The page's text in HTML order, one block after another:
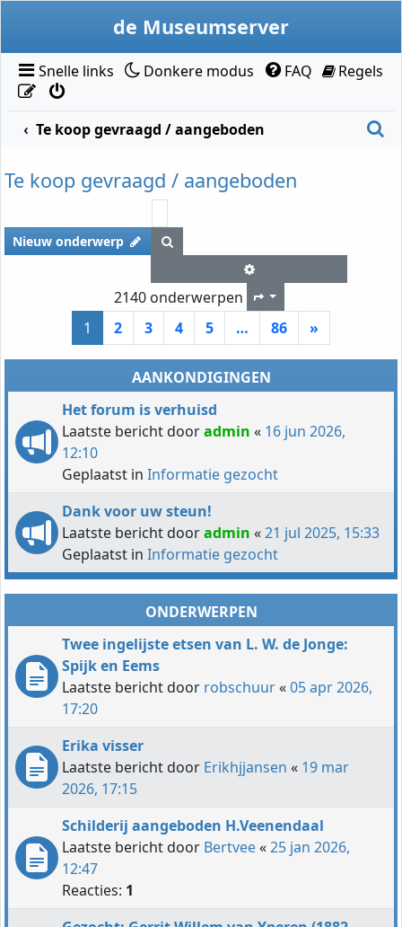
de Museumserver
Snelle links Donkere modus FAQ Regels
Te koop gevraagd / aangeboden
Te koop gevraagd / aangeboden
Nieuw onderwerp
2140 onderwerpen Pagina
1 2 3 4 5 … 86 »
AANKONDIGINGEN
Het forum is verhuisd
Laatste bericht dooradmin « 16 jun 2026,
12:10
Geplaatst in Informatie gezocht
Dank voor uw steun!
Laatste bericht dooradmin «21 jul 2025, 15:33
Geplaatst in Informatie gezocht
ONDERWERPEN
Twee ingelijste etsen van L. W. de Jonge:
Spijk en Eems
Laatste bericht door robschuur«05 apr 2026,
17:20
Erika visser
Laatste bericht door Erikhjjansen « 19 mar
2026, 17:15
Schilderij aangeboden H.Veenendaal
Laatste bericht door Bertvee«25 jan 2026,
12:47
Reacties: 1